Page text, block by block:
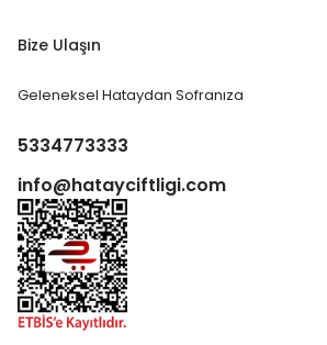
Bize Ulaşın
Geleneksel Hataydan Sofranıza
5334773333
info@hatayciftligi.com